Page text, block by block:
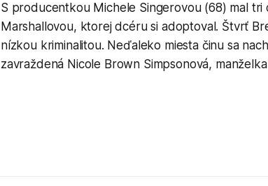
S producentkou Michele Singerovou (68) mal
Marshallovou, ktorej dcéru si adoptoval. Štvrť
nízkou kriminalitou. Neďaleko miesta činu sa
zavraždená Nicole Brown Simpsonová,